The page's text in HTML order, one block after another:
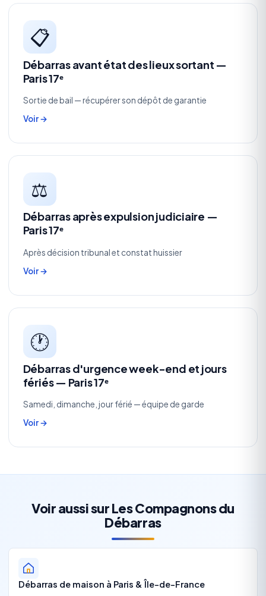
📋
Débarras avant état des lieux sortant —
Paris 17ᵉ
Sortie de bail — récupérer son dépôt de garantie
Voir →
⚖️
Débarras après expulsion judiciaire —
Paris 17ᵉ
Après décision tribunal et constat huissier
Voir →
🕐
Débarras d'urgence week-end et jours
fériés — Paris 17ᵉ
Samedi, dimanche, jour férié — équipe de garde
Voir →
Voir aussi sur Les Compagnons du
Débarras
Débarras de maison à Paris & Île-de-France